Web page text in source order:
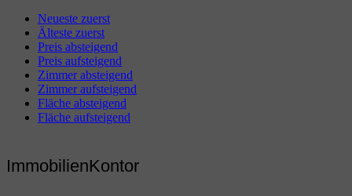
Neueste zuerst
Älteste zuerst
Preis absteigend
Preis aufsteigend
Zimmer absteigend
Zimmer aufsteigend
Fläche absteigend
Fläche aufsteigend
ImmobilienKontor